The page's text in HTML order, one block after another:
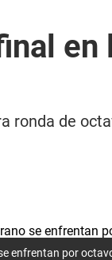
ronda de
enfrentan por